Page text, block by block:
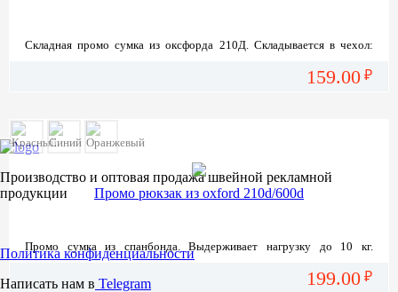
Складная промо сумка из оксфорда 210Д. Складывается в чехол:
159.00 ₽
Промо рюкзак из oxford 210d/600d
Промо сумка из спанбонда. Выдерживает нагрузку до 10 кг.
Возможно нанесение логотипов трафаретной печатью.
199.00 ₽
Производство и оптовая продажа швейной рекламной
продукции
Политика конфиденциальности
Написать нам в Telegram